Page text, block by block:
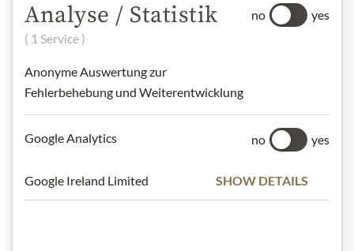
Vína
Marmelády
Analyse / Statistik
( 1 Service )
Anonyme Auswertung zur
Fehlerbehebung und Weiterentwicklung
no yes
Google Analytics no yes
Google Ireland Limited SHOW DETAILS